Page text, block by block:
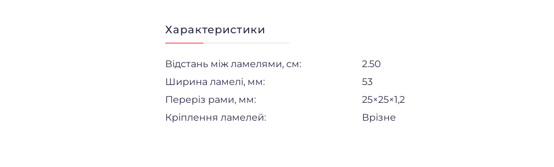
Характеристики
Відстань між ламелями, см:
2.50
Ширина ламелі, мм:
53
Переріз рами, мм:
25×25×1,2
Кріплення ламелей:
Врізне